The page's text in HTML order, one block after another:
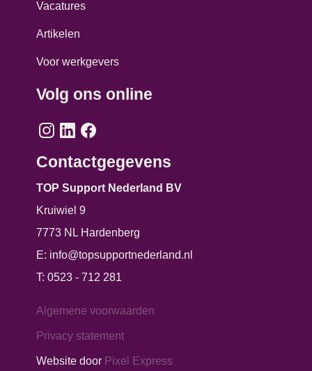
Vacatures
Artikelen
Voor werkgevers
Volg ons online
Contactgegevens
TOP Support Nederland BV
Kruiwiel 9
7773 NL Hardenberg
E: info@topsupportnederland.nl
T: 0523 - 712 281
Algemene voorwaarden
Privacy statement
Website door Pixel Express